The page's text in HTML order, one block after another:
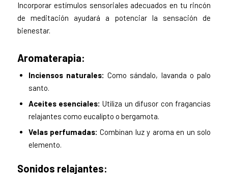
Incorporar estímulos sensoriales adecuados en tu rincón
de meditación ayudará a potenciar la sensación de
bienestar.
Aromaterapia:
Inciensos naturales: Como sándalo, lavanda o palo
santo.
Aceites esenciales: Utiliza un difusor con fragancias
relajantes como eucalipto o bergamota.
Velas perfumadas: Combinan luz y aroma en un solo
elemento.
Sonidos relajantes: